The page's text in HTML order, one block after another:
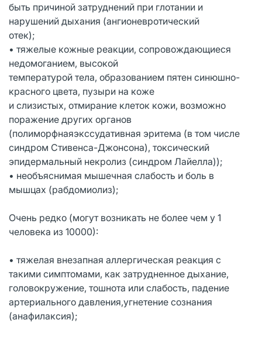
быть причиной затруднений при глотании и
нарушений дыхания (ангионевротический
отек);
• тяжелые кожные реакции, сопровождающиеся
недомоганием, высокой
температурой тела, образованием пятен синюшно-
красного цвета, пузыри на коже
и слизистых, отмирание клеток кожи, возможно
поражение других органов
(полиморфнаяэкссудативная эритема (в том числе
синдром Стивенса-Джонсона), токсический
эпидермальный некролиз (синдром Лайелла));
• необъяснимая мышечная слабость и боль в
мышцах (рабдомиолиз);
Очень редко (могут возникать не более чем у 1
человека из 10000):
• тяжелая внезапная аллергическая реакция с
такими симптомами, как затрудненное дыхание,
головокружение, тошнота или слабость, падение
артериального давления,угнетение сознания
(анафилаксия);